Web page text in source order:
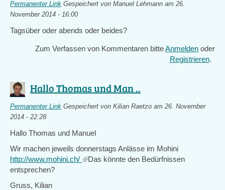
Permanenter Link Gespeichert von Manuel Lehmann am 26.
November 2014 - 16:00
Tagsüber oder abends oder beides?
Zum Verfassen von Kommentaren bitteAnmelden oder
Registrieren.
Hallo Thomas und Man ..
Permanenter Link Gespeichert von Kilian Raetzo am 26. November
2014 - 22:28
Hallo Thomas und Manuel
Wir machen jeweils donnerstags Anlässe im Mohini
http://www.mohini.ch/ (linkDas könnte den Bedürfnissen
entsprechen?
Gruss, Kilian